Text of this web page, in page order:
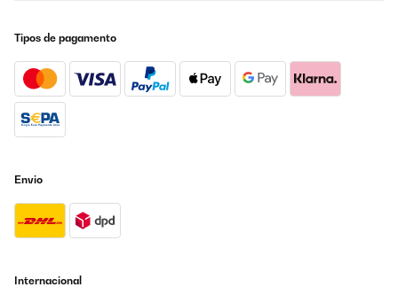
Amazon-Benutzer
Traduzir
Samira
Tipos de pagamento
Envio
Internacional